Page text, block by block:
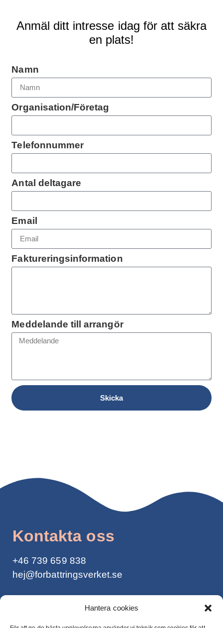
Hantera cookies
Anmäl ditt intresse idag för att säkra
en plats!
Namn
Organisation/Företag
Telefonnummer
Antal deltagare
Email
Faktureringsinformation
Meddelande till arrangör
Skicka
Kontakta oss
+46 739 659 838
hej@forbattringsverket.se
Integritetspolicy >